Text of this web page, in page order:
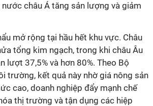
châu Á tăng sản lượng và giảm
mở rộng tại hầu hết khu vực. Châu
tổng kim ngạch, trong khi châu Âu
lượt 37,5% và hơn 80%. Theo Bộ
trường, kết quả này nhờ giá nông sản
cao, doanh nghiệp đẩy mạnh chế
thị trường và tận dụng các hiệp